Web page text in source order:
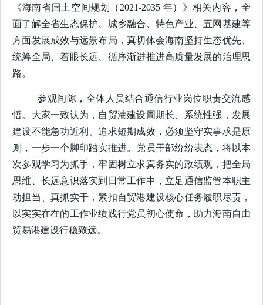
《海南省国土空间规划（ 2021-2035 年）》相关内容，全
面了解全省生态保护、城乡融合、特色产业、五网基建等
方面发展成效与远景布局，真切体会海南坚持生态优先、
统筹全局、着眼长远、循序渐进推进高质量发展的治理思
路。
参观间隙，全体人员结合通信行业岗位职责交流感
悟。大家一致认为，自贸港建设周期长、系统性强，发展
建设不能急功近利、追求短期成效，必须坚守实事求是原
则，一步一个脚印踏实推进。党员干部纷纷表态，将以本
次参观学习为抓手，牢固树立求真务实的政绩观，把全局
思维、长远意识落实到日常工作中，立足通信监管本职主
动担当、真抓实干，紧扣自贸港建设核心任务履职尽责，
以实实在在的工作业绩践行党员初心使命，助力海南自由
贸易港建设行稳致远。